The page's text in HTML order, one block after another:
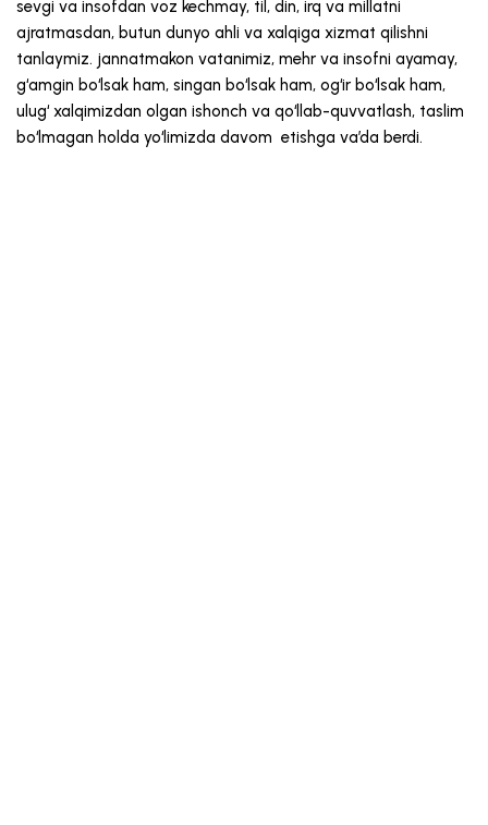
sevgi va insofdan voz kechmay, til, din, irq va millatni
ajratmasdan, butun dunyo ahli va xalqiga xizmat qilishni
tanlaymiz. jannatmakon vatanimiz, mehr va insofni ayamay,
g‘amgin bo‘lsak ham, singan bo‘lsak ham, og‘ir bo‘lsak ham,
ulug‘ xalqimizdan olgan ishonch va qo‘llab-quvvatlash, taslim
bo‘lmagan holda yo‘limizda davom etishga va’da berdi.